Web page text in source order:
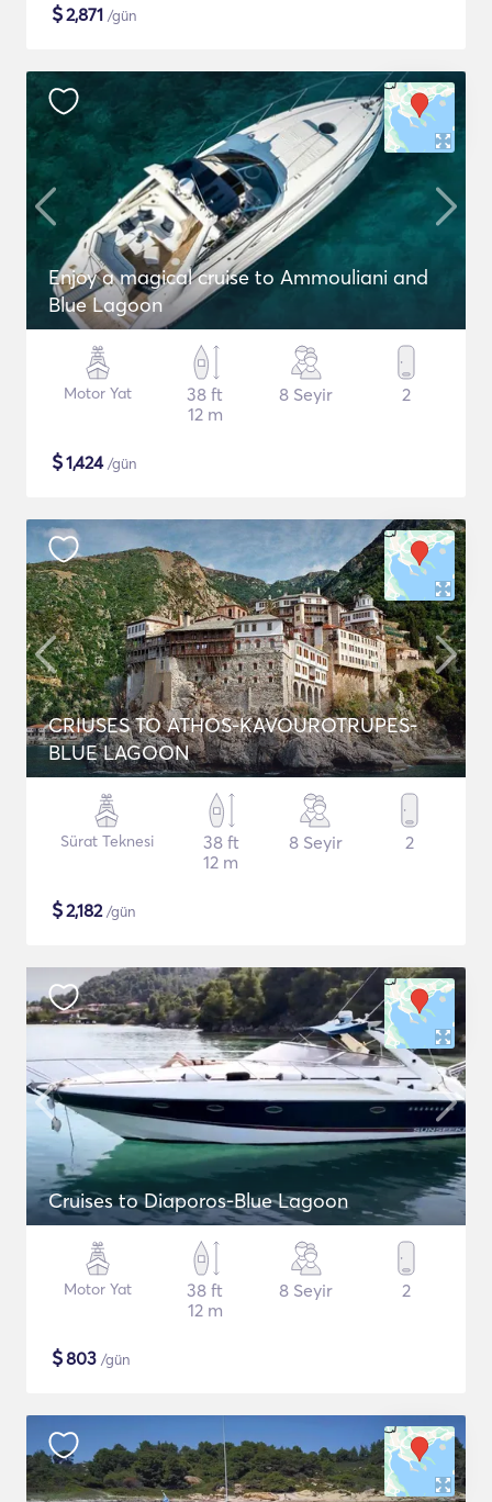
$2,871 /gün
Enjoy a magical cruise to Ammouliani and
Blue Lagoon
Motor Yat
38 ft
12 m
8 Seyir 2
$1,424/gün
CRIUSES TO ATHOS-KAVOUROTRUPES-
BLUE LAGOON
Sürat Teknesi
38 ft
12 m
8 Seyir 2
$2,182/gün
Cruises to Diaporos-Blue Lagoon
Motor Yat
38 ft
12 m
8 Seyir 2
$803 /gün